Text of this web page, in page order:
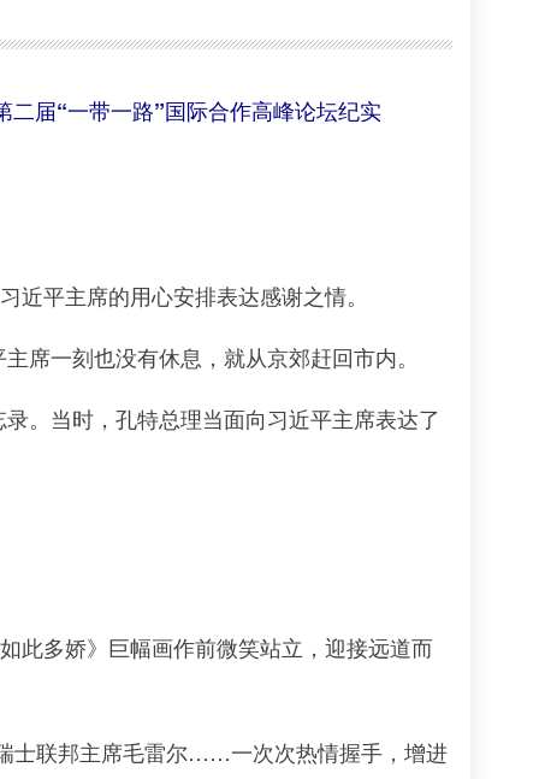
届“一带一路”国际合作高峰论坛纪实
平主席的用心安排表达感谢之情。
一刻也没有休息，就从京郊赶回市内。
。当时，孔特总理当面向习近平主席表达了
多娇》巨幅画作前微笑站立，迎接远道而
联邦主席毛雷尔……一次次热情握手，增进